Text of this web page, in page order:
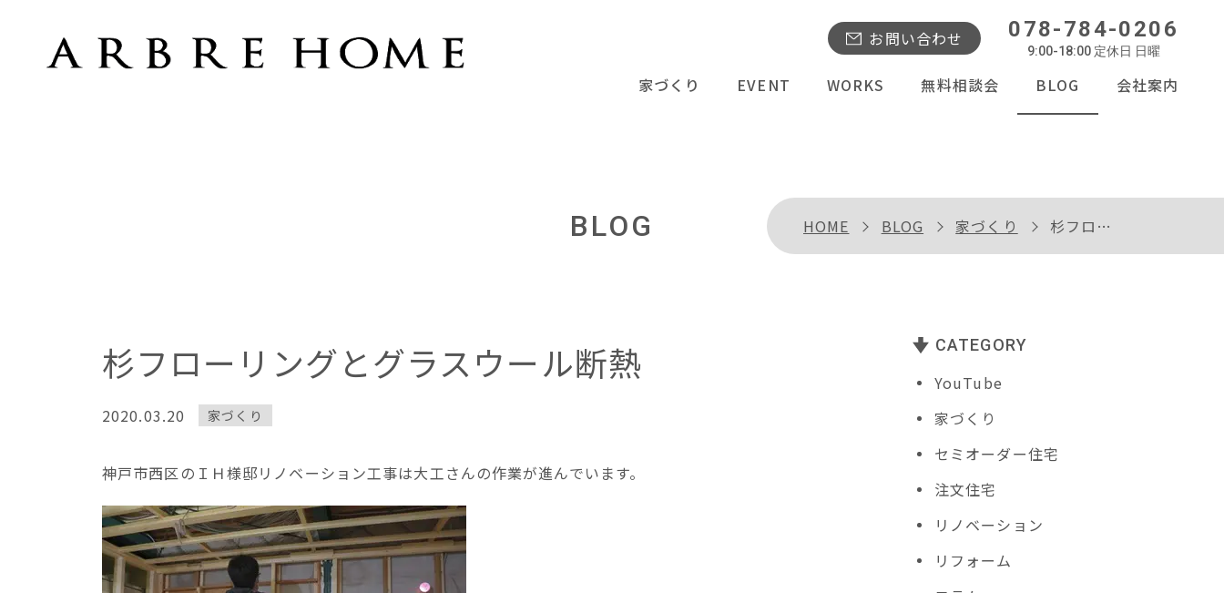
家づくり EVENT WORKS 無料相談会 BLOG 会社案内
お問い合わせ 078-784-0206
9:00-18:00 定休日 日曜
HOME BLOG 家づくり 杉フローリングとグラスウール断熱
BLOG
杉フローリングとグラスウール断熱
2020.03.20 家づくり
神戸市西区のＩＨ様邸リノベーション工事は大工さんの作業が進んでいます。
CATEGORY
YouTube
家づくり
セミオーダー住宅
注文住宅
リノベーション
リフォーム